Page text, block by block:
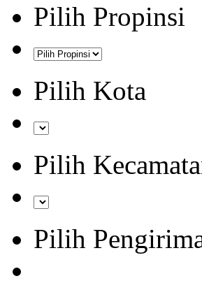
Pilih Propinsi
Pilih Kota
Pilih
Pilih